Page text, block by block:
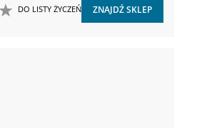
DO LISTY ŻYCZEŃ ZNAJDŹ SKLEP